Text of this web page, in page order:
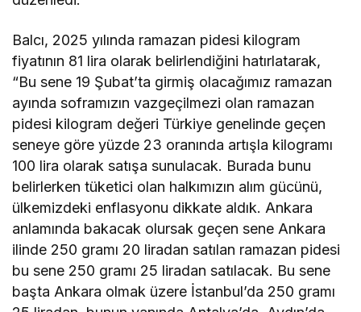
Balcı, 2025 yılında ramazan pidesi kilogram
fiyatının 81 lira olarak belirlendiğini hatırlatarak,
“Bu sene 19 Şubat’ta girmiş olacağımız ramazan
ayında soframızın vazgeçilmezi olan ramazan
pidesi kilogram değeri Türkiye genelinde geçen
seneye göre yüzde 23 oranında artışla kilogramı
100 lira olarak satışa sunulacak. Burada bunu
belirlerken tüketici olan halkımızın alım gücünü,
ülkemizdeki enflasyonu dikkate aldık. Ankara
anlamında bakacak olursak geçen sene Ankara
ilinde 250 gramı 20 liradan satılan ramazan pidesi
bu sene 250 gramı 25 liradan satılacak. Bu sene
başta Ankara olmak üzere İstanbul’da 250 gramı